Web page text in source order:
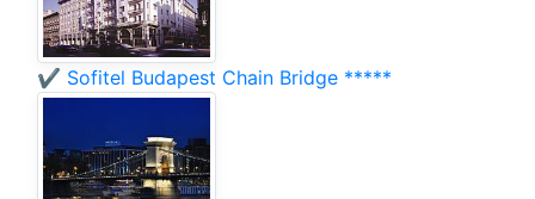
✔️ Sofitel Budapest Chain Bridge *****